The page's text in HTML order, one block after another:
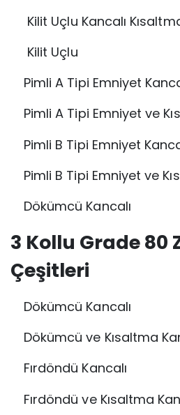
Kilit Uçlu Kancalı
Kilit Uçlu
Pimli A Tipi Emniyet
Pimli A Tipi Emniyet ve
Pimli B Tipi Emniyet
Pimli B Tipi Emniyet ve
Dökümcü Kancalı
3 Kollu Grade 80
Çeşitleri
Dökümcü Kancalı
Dökümcü ve Kısaltma
Fırdöndü Kancalı
Fırdöndü ve Kısaltma